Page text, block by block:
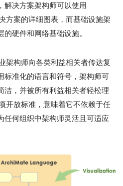
解决方案架构师可以使用
方案的详细图表，而基础设施架
硬件和网络基础设施。
架构师向各类利益相关者传达复
标准化的语言和符号，架构师可
洁，并被所有利益相关者轻松理
开放标准，意味着它不依赖于任
任何组织中架构师灵活且可适应